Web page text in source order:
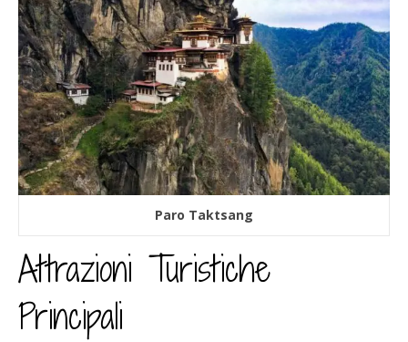
Paro Taktsang
Attrazioni Turistiche
Principali